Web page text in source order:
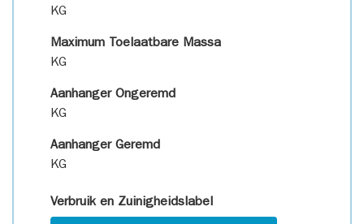
KG
Maximum Toelaatbare Massa
KG
Aanhanger Ongeremd
KG
Aanhanger Geremd
KG
Verbruik en Zuinigheidslabel